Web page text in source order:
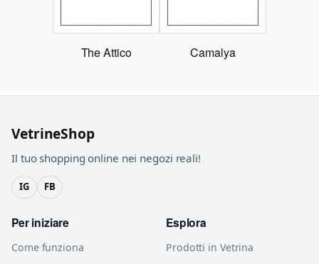
The Attico Camalya
VetrineShop
Il tuo shopping online nei negozi reali!
IG FB
Per iniziare
Come funziona
Esplora
Prodotti in Vetrina